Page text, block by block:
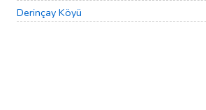
Derinçay Köyü